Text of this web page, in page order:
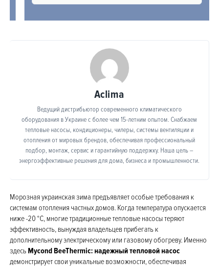
Aclima
Ведущий дистрибьютор современного климатического
оборудования в Украине с более чем 15-летним опытом. Снабжаем
тепловые насосы, кондиционеры, чилеры, системы вентиляции и
отопления от мировых брендов, обеспечивая профессиональный
подбор, монтаж, сервис и гарантийную поддержку. Наша цель –
энергоэффективные решения для дома, бизнеса и промышленности.
Морозная украинская зима предъявляет особые требования к
системам отопления частных домов. Когда температура опускается
ниже -20 °C, многие традиционные тепловые насосы теряют
эффективность, вынуждая владельцев прибегать к
дополнительному электрическому или газовому обогреву. Именно
здесь Mycond BeeThermic: надежный тепловой насос
демонстрирует свои уникальные возможности, обеспечивая